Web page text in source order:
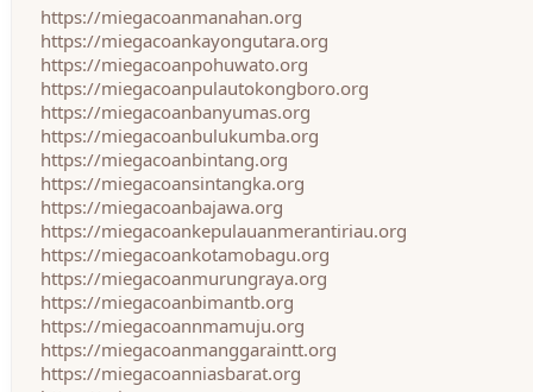
https://miegacoanmanahan.org
https://miegacoankayongutara.org
https://miegacoanpohuwato.org
https://miegacoanpulautokongboro.org
https://miegacoanbanyumas.org
https://miegacoanbulukumba.org
https://miegacoanbintang.org
https://miegacoansintangka.org
https://miegacoanbajawa.org
https://miegacoankepulauanmerantiriau.org
https://miegacoankotamobagu.org
https://miegacoanmurungraya.org
https://miegacoanbimantb.org
https://miegacoannmamuju.org
https://miegacoanmanggaraintt.org
https://miegacoanniasbarat.org